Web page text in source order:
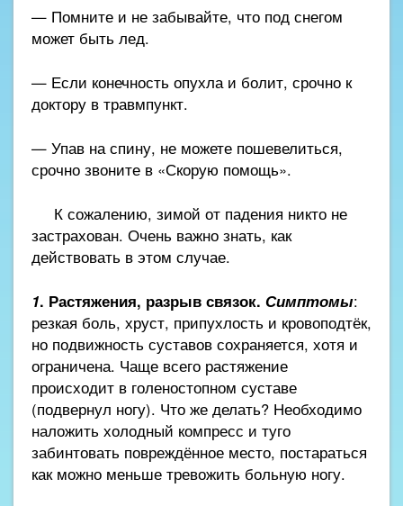
— Помните и не забывайте, что под снегом
может быть лед.
— Если конечность опухла и болит, срочно к
доктору в травмпункт.
— Упав на спину, не можете пошевелиться,
срочно звоните в «Скорую помощь».
К сожалению, зимой от падения никто не
застрахован. Очень важно знать, как
действовать в этом случае.
1. Растяжения, разрыв связок. Симптомы:
резкая боль, хруст, припухлость и кровоподтёк,
но подвижность суставов сохраняется, хотя и
ограничена. Чаще всего растяжение
происходит в голеностопном суставе
(подвернул ногу). Что же делать? Необходимо
наложить холодный компресс и туго
забинтовать повреждённое место, постараться
как можно меньше тревожить больную ногу.